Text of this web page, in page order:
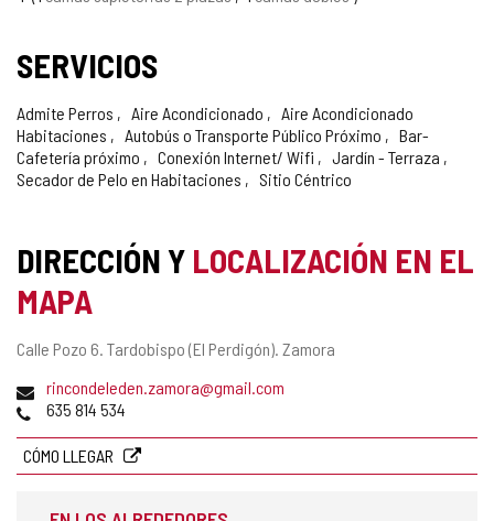
SERVICIOS
Admite Perros Aire Acondicionado
Aire Acondicionado
Habitaciones
Autobús o Transporte Público Próximo
Bar-
Cafetería próximo
Conexión Internet/ Wifi
Jardín - Terraza
Secador de Pelo en Habitaciones
Sitio Céntrico
DIRECCIÓN Y LOCALIZACIÓN EN EL
MAPA
Dirección
Calle Pozo 6. Tardobispo (El Perdigón). Zamora
Dirección
de
electrónico
rincondeleden.zamora@gmail.com
Teléfonos
635 814 534
CÓMO LLEGAR